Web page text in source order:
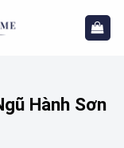
Hành Sơn